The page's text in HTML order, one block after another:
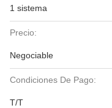
1 sistema
Precio:
Negociable
Condiciones De Pago:
T/T